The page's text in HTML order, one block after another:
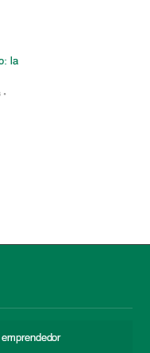
la
•